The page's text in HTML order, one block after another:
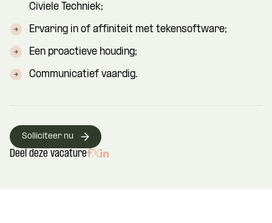
Civiele Techniek;
Ervaring in of affiniteit met tekensoftware;
Een proactieve houding;
Communicatief vaardig.
Deel deze vacature
Solliciteer nu